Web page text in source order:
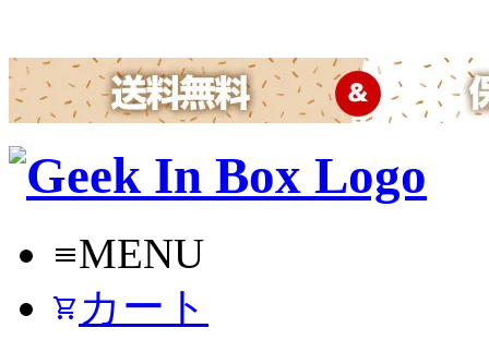
menuMENU
shopping_cart カート